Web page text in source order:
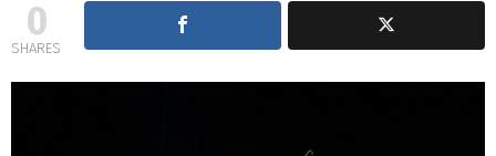
0
SHARES